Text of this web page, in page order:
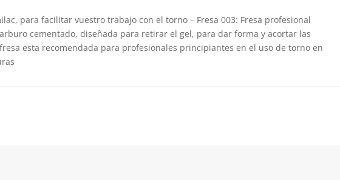
para facilitar vuestro trabajo con el torno – Fresa 003: Fresa profesional
cementado, diseñada para retirar el gel, para dar forma y acortar las
esta recomendada para profesionales principiantes en el uso de torno en